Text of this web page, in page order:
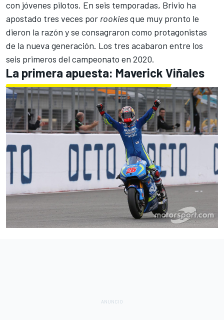
con jóvenes pilotos. En seis temporadas, Brivio ha
apostado tres veces por rookiesque muy pronto le
dieron la razón y se consagraron como protagonistas
de la nueva generación. Los tres acabaron entre los
seis primeros del campeonato en 2020.
La primera apuesta: Maverick Viñales